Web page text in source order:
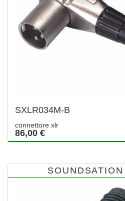
SXLR034M-B
connettore xlr
86,00 €
SOUNDSATION